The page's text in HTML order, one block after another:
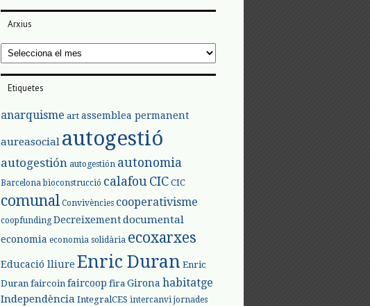
Arxius
Arxius
Etiquetes
anarquisme art assemblea permanent
aureasocial autogestió
autogestión autogestión autonomia
Barcelona bioconstrucció calafou CIC CIC
comunal Convivències cooperativisme
coopfunding Decreixementdocumental
economia economia solidària ecoxarxes
Educació lliure Enric Duran Enric
Duran faircoin faircoop fira Girona habitatge
Independència IntegralCES intercanvi jornades